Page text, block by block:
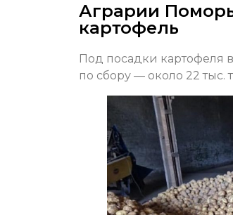
Аграрии
картофель
Под посадки картофеля
по сбору — около 22 тыс.